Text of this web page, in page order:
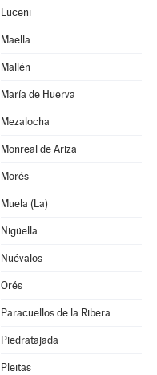
Luceni
Maella
Mallén
María de Huerva
Mezalocha
Monreal de Ariza
Morés
Muela (La)
Nigüella
Nuévalos
Orés
Paracuellos de la Ribera
Piedratajada
Pleitas